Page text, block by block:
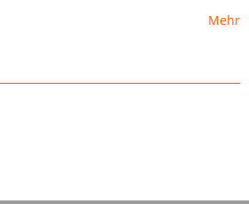
Mehr